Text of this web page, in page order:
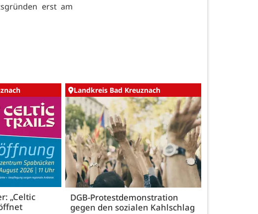
erst am
„Celtic
Landkreis Bad Kreuznach
DGB-Protestdemonstration
gegen den sozialen Kahlschlag